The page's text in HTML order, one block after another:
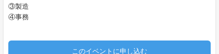
③製造
④事務
このイベントに申し込む